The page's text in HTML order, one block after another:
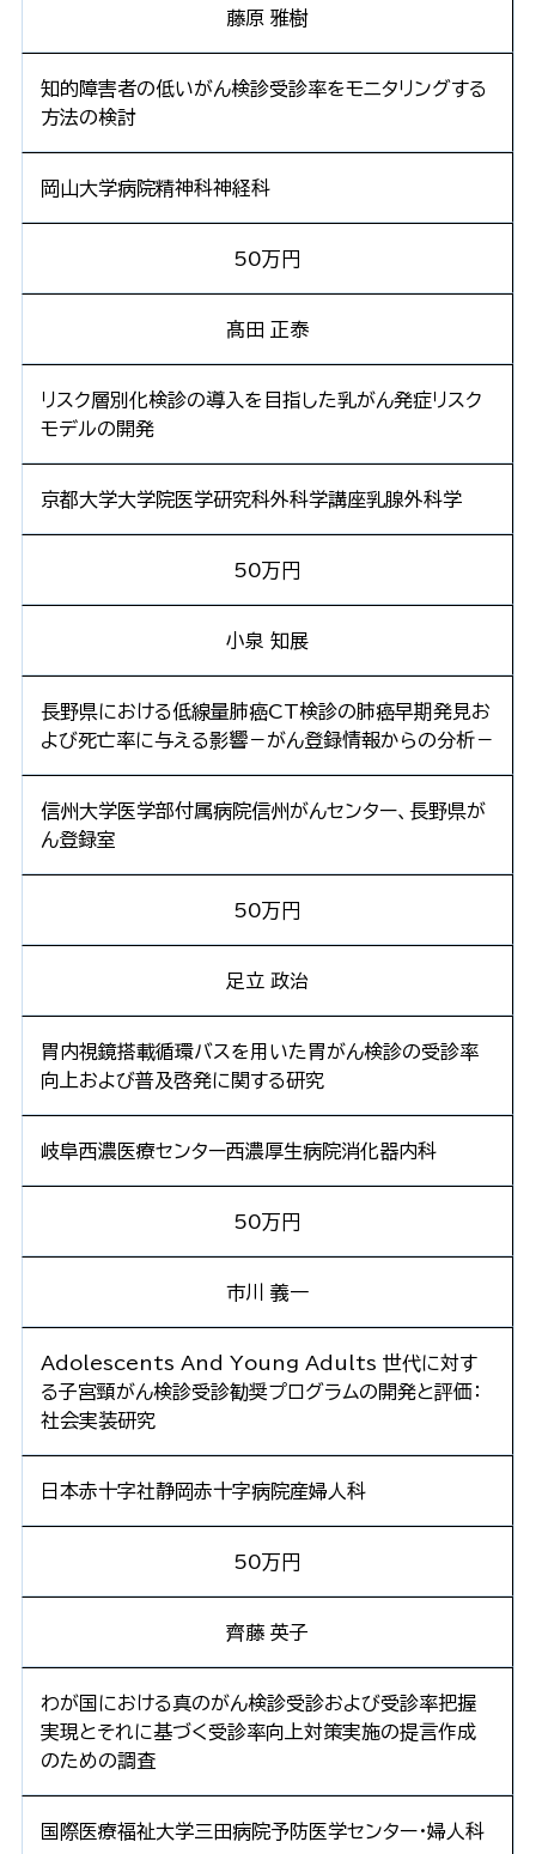
藤原 雅樹
知的障害者の低いがん検診受診率をモニタリングする
方法の検討
岡山大学病院精神科神経科
50万円
髙田 正泰
リスク層別化検診の導入を目指した乳がん発症リスク
モデルの開発
京都大学大学院医学研究科外科学講座乳腺外科学
50万円
小泉 知展
長野県における低線量肺癌CT検診の肺癌早期発見お
よび死亡率に与える影響－がん登録情報からの分析－
信州大学医学部付属病院信州がんセンター、長野県が
ん登録室
50万円
足立 政治
胃内視鏡搭載循環バスを用いた胃がん検診の受診率
向上および普及啓発に関する研究
岐阜西濃医療センター西濃厚生病院消化器内科
50万円
市川 義一
Adolescents And Young Adults 世代に対す
る子宮頸がん検診受診勧奨プログラムの開発と評価：
社会実装研究
日本赤十字社静岡赤十字病院産婦人科
50万円
齊藤 英子
わが国における真のがん検診受診および受診率把握
実現とそれに基づく受診率向上対策実施の提言作成
のための調査
国際医療福祉大学三田病院予防医学センター・婦人科